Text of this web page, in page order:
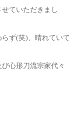
ていただきまし
ず(笑)、晴れていて
心形刀流宗家代々